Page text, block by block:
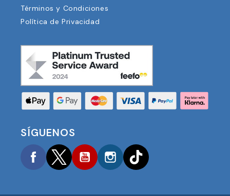
Términos y Condiciones
Política de Privacidad
SÍGUENOS
FacebookTwitterYouTubeInstagram